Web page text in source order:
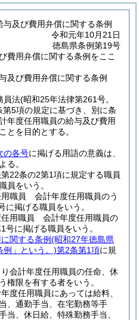
及び費用弁償に関する条例
令和元年10月21日
徳島県条例第19号
費用弁償に関する条例をここ
及び費用弁償に関する条例
員法(昭和25年法律第261号。
第5項の規定に基づき、別に条
年度任用職員の給与及び費用
とを目的とする。
の各号に掲げる用語の意義は、
る。
22条の2第1項に規定する職員
員をいう。
職員 会計年度任用職員のう
に掲げる職員をいう。
任用職員 会計年度任用職員の
号に掲げる職員をいう。
関する条例(昭和27年徳島県
例」という。)第2条第1項に規
会計年度任用職員の任命、休
権限を有する者をいう。
度任用職員にあっては給料、
、通勤手当、在宅勤務等手
当、休日給、特殊勤務手当、